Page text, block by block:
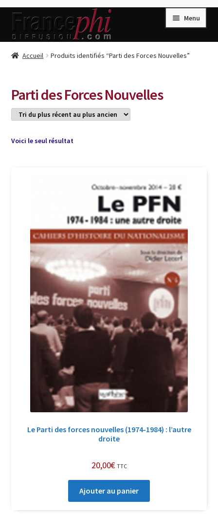
Aller
la
Aller
contenu
Menu
Accueil
Conditions de Vente
Connection
Login Customizer
Newsletter
Nous Contacter
Politique de confidentialité et cookies
Qui sommes-nous ?
Soutien à Philippe Randa
Suivi de la Commande
Accueil Produits identifiés “Parti des Forces Nouvelles”
Parti des Forces Nouvelles
Voici le seul résultat
Le Parti des forces nouvelles (1974-1984) : l’autre
droite
20,00€ TTC
Ajouter au panier